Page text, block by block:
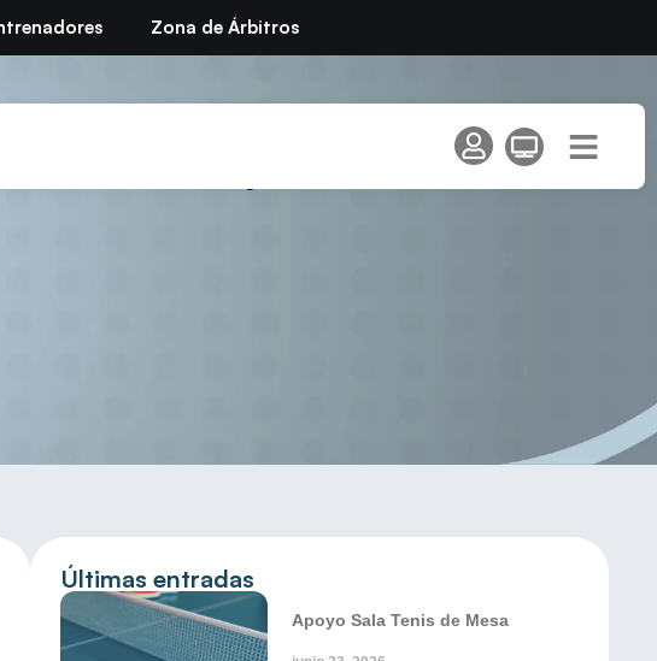
Zona de Árbitros
26 – Temporada 2025/26
Últimas entradas
Apoyo Sala Tenis de Mesa